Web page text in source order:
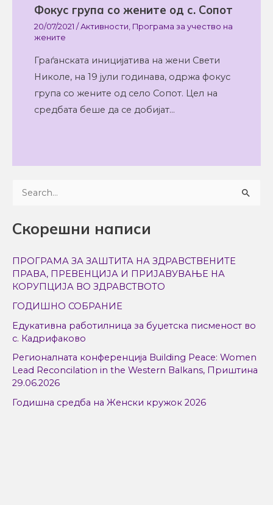
Фокус група со жените од с. Сопот
20/07/2021/Активности, Програма за учество на
жените
Граѓанската иницијатива на жени Свети
Николе, на 19 јули годинава, одржа фокус
група со жените од село Сопот. Цел на
средбата беше да се добијат…
a
c
h
f
r
:
Скорешни написи
ПРОГРАМА ЗА ЗАШТИТА НА ЗДРАВСТВЕНИТЕ
ПРАВА, ПРЕВЕНЦИЈА И ПРИЈАВУВАЊЕ НА
КОРУПЦИЈА ВО ЗДРАВСТВОТО
ГОДИШНО СОБРАНИЕ
Едукативна работилница за буџетска писменост во
с. Кадрифаково
Регионалната конференција Building Peace: Women
Lead Reconcilation in the Western Balkans, Приштина
29.06.2026
Годишна средба на Женски кружок 2026